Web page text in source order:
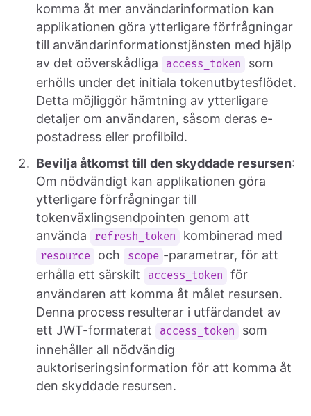
komma åt mer användarinformation kan
applikationen göra ytterligare förfrågningar
till användarinformationstjänsten med hjälp
av det oöverskådliga
access_token
som
erhölls under det initiala tokenutbytesflödet.
Detta möjliggör hämtning av ytterligare
detaljer om användaren, såsom deras e-
postadress eller profilbild.
Bevilja åtkomst till den skyddade resursen:
Om nödvändigt kan applikationen göra
ytterligare förfrågningar till
tokenväxlingsendpointen genom att
använda
refresh_token kombinerad med
resource och scope -parametrar, för att
erhålla ett särskilt
access_token
för
användaren att komma åt målet resursen.
Denna process resulterar i utfärdandet av
ett JWT-formaterat
access_token
som
innehåller all nödvändig
auktoriseringsinformation för att komma åt
den skyddade resursen.